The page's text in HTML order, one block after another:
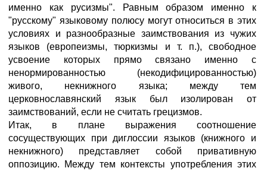
именно как русизмы". Равным образом именно к
"русскому" языковому полюсу могут относиться в этих
условиях и разнообразные заимствования из чужих
языков (европеизмы, тюркизмы и т. п.), свободное
усвоение которых прямо связано именно с
ненормированностью (некодифицированностью)
живого, некнижного языка; между тем
церковнославянский язык был изолирован от
заимствований, если не считать грецизмов.
Итак, в плане выражения соотношение
сосуществующих при диглоссии языков (книжного и
некнижного) представляет собой привативную
оппозицию. Между тем контексты употребления этих